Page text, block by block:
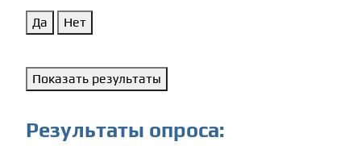
Да Нет
Показать результаты
Результаты опроса: